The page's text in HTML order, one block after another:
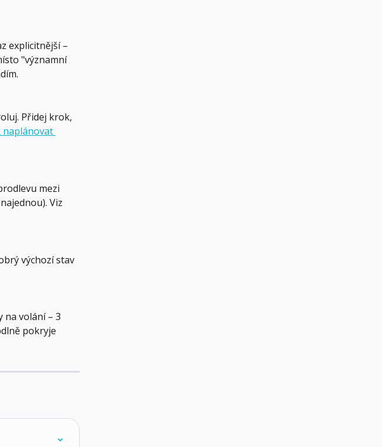
explicitnější –
"významní
Přidej krok,
naplánovat
mezi
Viz
výchozí stav
na volání – 3
pokryje